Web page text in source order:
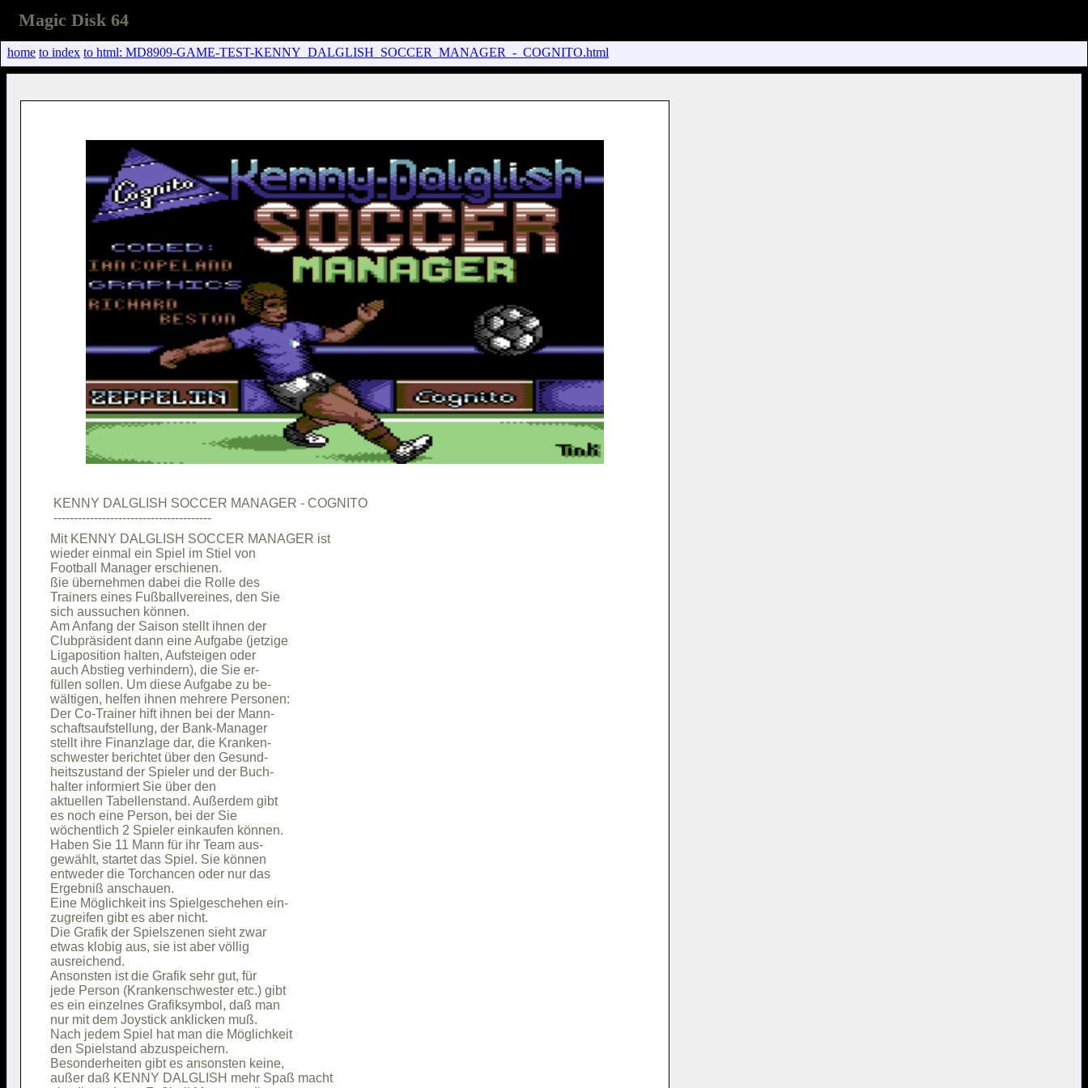
Magic Disk 64
home to index to html: MD8909-GAME-TEST-KENNY_DALGLISH_SOCCER_MANAGER_-_COGNITO.html
KENNY DALGLISH SOCCER MANAGER - COGNITO
Mit KENNY DALGLISH SOCCER MANAGER ist
wieder einmal ein Spiel im Stiel von
Football Manager erschienen.
ßie übernehmen dabei die Rolle des
Trainers eines Fußballvereines, den Sie
sich aussuchen können.
Am Anfang der Saison stellt ihnen der
Clubpräsident dann eine Aufgabe (jetzige
Ligaposition halten, Aufsteigen oder
auch Abstieg verhindern), die Sie er-
füllen sollen. Um diese Aufgabe zu be-
wältigen, helfen ihnen mehrere Personen:
Der Co-Trainer hift ihnen bei der Mann-
schaftsaufstellung, der Bank-Manager
stellt ihre Finanzlage dar, die Kranken-
schwester berichtet über den Gesund-
heitszustand der Spieler und der Buch-
halter informiert Sie über den
aktuellen Tabellenstand. Außerdem gibt
es noch eine Person, bei der Sie
wöchentlich 2 Spieler einkaufen können.
Haben Sie 11 Mann für ihr Team aus-
gewählt, startet das Spiel. Sie können
entweder die Torchancen oder nur das
Ergebniß anschauen.
Eine Möglichkeit ins Spielgeschehen ein-
zugreifen gibt es aber nicht.
Die Grafik der Spielszenen sieht zwar
etwas klobig aus, sie ist aber völlig
ausreichend.
Ansonsten ist die Grafik sehr gut, für
jede Person (Krankenschwester etc.) gibt
es ein einzelnes Grafiksymbol, daß man
nur mit dem Joystick anklicken muß.
Nach jedem Spiel hat man die Möglichkeit
den Spielstand abzuspeichern.
Besonderheiten gibt es ansonsten keine,
außer daß KENNY DALGLISH mehr Spaß macht